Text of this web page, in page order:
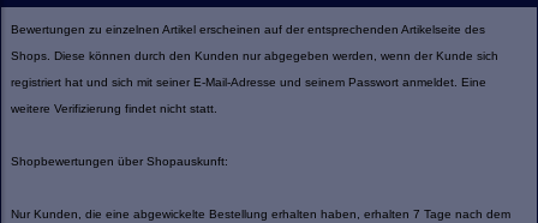
Bewertungen zu einzelnen Artikel erscheinen auf der entsprechenden Artikelseite des
Shops. Diese können durch den Kunden nur abgegeben werden, wenn der Kunde sich
registriert hat und sich mit seiner E-Mail-Adresse und seinem Passwort anmeldet. Eine
weitere Verifizierung findet nicht statt.
Shopbewertungen über Shopauskunft:
Nur Kunden, die eine abgewickelte Bestellung erhalten haben, erhalten 7 Tage nach dem